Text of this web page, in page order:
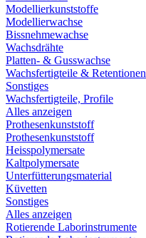
Modellierkunststoffe
Modellierwachse
Bissnehmewachse
Wachsdrähte
Platten- & Gusswachse
Wachsfertigteile & Retentionen
Sonstiges
Wachsfertigteile, Profile
Alles anzeigen
Prothesenkunststoff
Prothesenkunststoff
Heisspolymersate
Kaltpolymersate
Unterfütterungsmaterial
Küvetten
Sonstiges
Alles anzeigen
Rotierende Laborinstrumente